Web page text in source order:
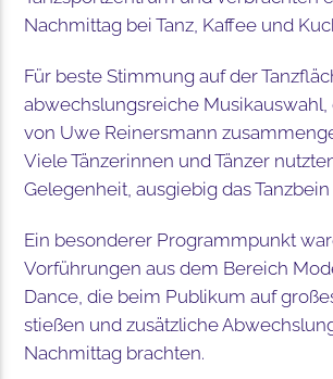
Nachmittag bei Tanz, Kaffee und
Für beste Stimmung auf der
abwechslungsreiche Musikauswahl,
von Uwe Reinersmann
Viele Tänzerinnen und Tänzer
Gelegenheit, ausgiebig das
Ein besonderer Programmpunkt
Vorführungen aus dem Bereich
Dance, die beim Publikum auf
stießen und zusätzliche
Nachmittag brachten.